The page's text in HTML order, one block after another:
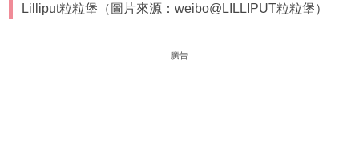
Lilliput粒粒堡（圖片來源：weibo@LILLIPUT粒粒堡）
廣告